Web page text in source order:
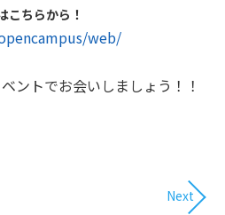
こちらから！
web/
ントでお会いしましょう！！
Next